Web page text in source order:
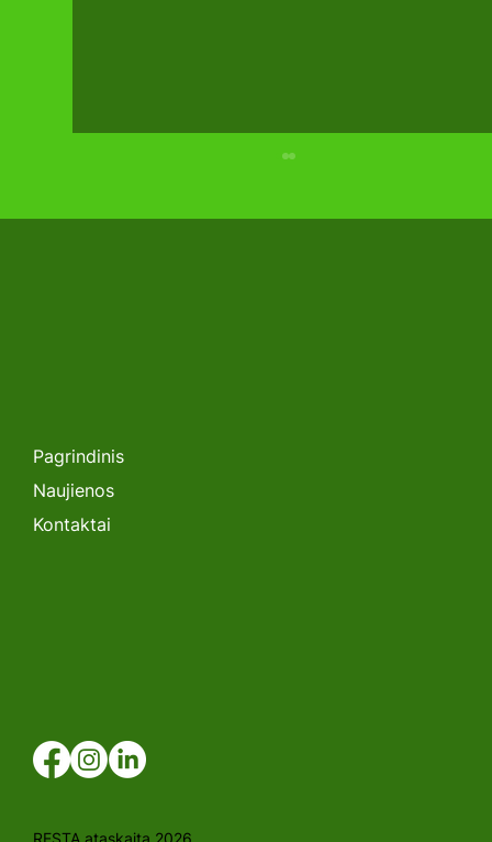
toliau?”
Pagrindinis
Naujienos
Kontaktai
RESTA ataskaita 2026